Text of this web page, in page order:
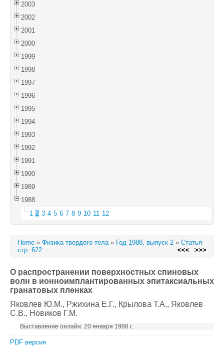
2003
2002
2001
2000
1999
1998
1997
1996
1995
1994
1993
1992
1991
1990
1989
1988
1 2 3 4 5 6 7 8 9 10 11 12
Home » Физика твердого тела» Год 1988, выпуск 2 » Статья
стр. 622
<<< >>>
О распространении поверхностных спиновых
волн в ионноимплантированных эпитаксиальных
гранатовых пленках
Яковлев Ю.М., Ржихина Е.Г., Крылова Т.А., Яковлев
С.В., Новиков Г.М.
Выставление онлайн: 20 января 1988 г.
PDF версия